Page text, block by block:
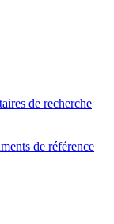
de recherche
de référence